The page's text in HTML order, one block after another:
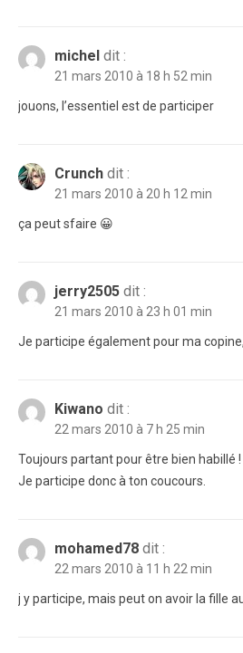
michel dit :
21 mars 2010 à 18 h 52 min
jouons, l’essentiel est de participer
Crunch dit :
21 mars 2010 à 20 h 12 min
ça peut sfaire 😀
jerry2505 dit :
21 mars 2010 à 23 h 01 min
Je participe également pour ma
Kiwano dit :
22 mars 2010 à 7 h 25 min
Toujours partant pour être bien habillé !
Je participe donc à ton coucours.
mohamed78 dit :
22 mars 2010 à 11 h 22 min
j y participe, mais peut on avoir la fille